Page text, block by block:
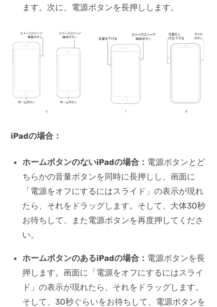
ます。次に、電源ボタンを長押しします。
iPadの場合：
ホームボタンのないiPadの場合： 電源ボタンとど
ちらかの音量ボタンを同時に長押しし、画面に
「電源をオフにするにはスライド」の表示が現れ
たら、それをドラッグします。そして、大体30秒
お待ちして、また電源ボタンを再度押してくださ
い。
ホームボタンのあるiPadの場合： 電源ボタンを長
押します。画面に「電源をオフにするにはスライ
ド」の表示が現れたら、それをドラッグします。
そして、30秒ぐらいをお待ちして、電源ボタンを